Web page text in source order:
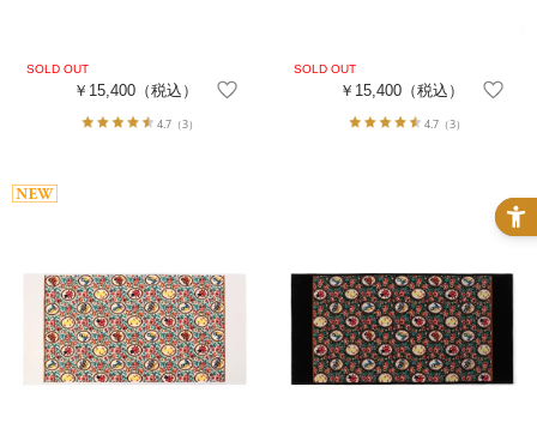
￥15,400（税込）
4.7 （3）
￥15,400 （税込）
4.7（3）